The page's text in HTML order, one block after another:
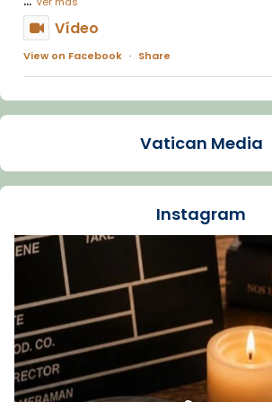
Vídeo
View on Facebook · Share
Arquebisbat de Barcelona
La Carmina va patir depressió.
dos mesos, a l'Estadi Lluís
Recupera l'entrevista comp
tican News 👇
www.vaticannews.va/es/
07/carmina-historia-depresion-
espana-testimoni...
Foto
Vatican Media
Instagram